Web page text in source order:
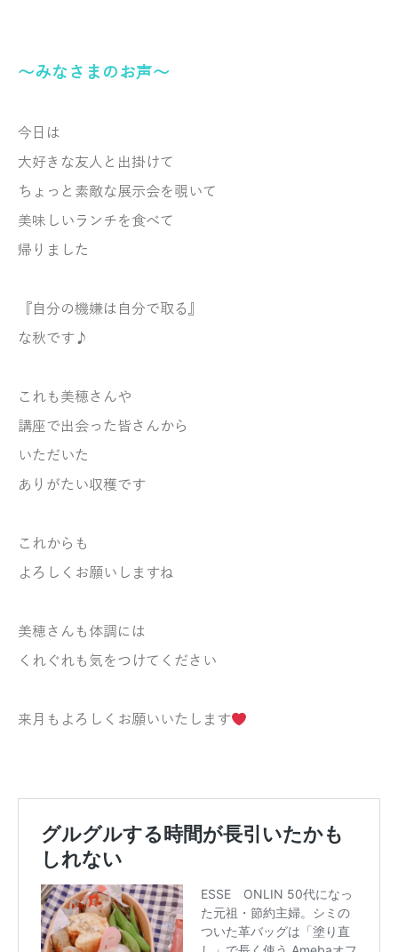
～みなさまのお声～
今日は
大好きな友人と出掛けて
ちょっと素敵な展示会を覗いて
美味しいランチを食べて
帰りました
『自分の機嫌は自分で取る』
な秋です♪
これも美穂さんや
講座で出会った皆さんから
いただいた
ありがたい収穫です
これからも
よろしくお願いしますね
美穂さんも体調には
くれぐれも気をつけてください
来月もよろしくお願いいたします